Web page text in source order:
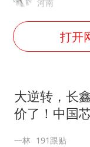
河南
打开
大逆转，长
价了！中国
一林 191跟贴